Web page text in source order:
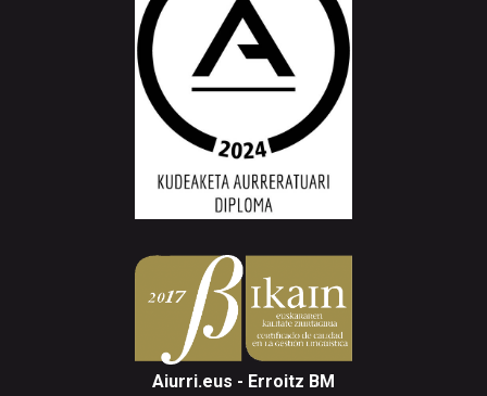
Aiurri.eus - Erroitz BM